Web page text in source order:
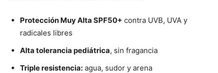
Protección Muy Alta SPF50+ contra UVB, UVA y
radicales libres
Alta tolerancia pediátrica, sin fragancia
Triple resistencia: agua, sudor y arena